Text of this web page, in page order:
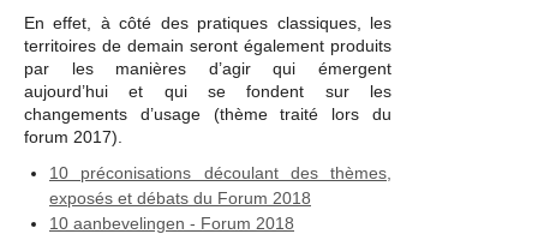
En effet, à côté des pratiques classiques, les
territoires de demain seront également produits
par les manières d’agir qui émergent
aujourd’hui et qui se fondent sur les
changements d’usage (thème traité lors du
forum 2017).
10 préconisations découlant des thèmes,
exposés et débats du Forum 2018
10 aanbevelingen - Forum 2018